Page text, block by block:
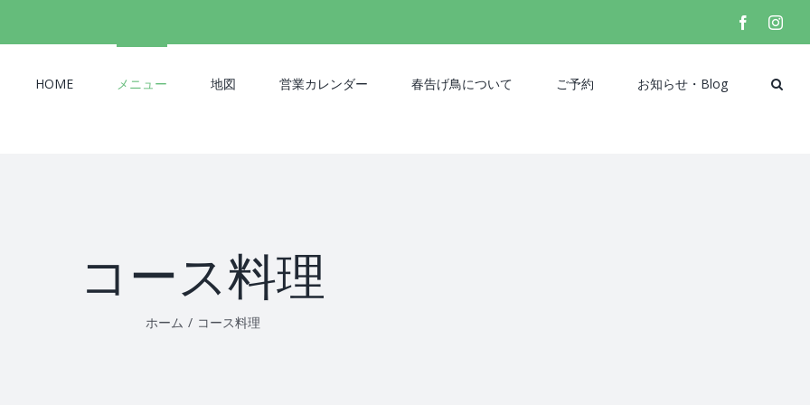
facebook
…
HOME メニュー 地図 営業カレンダー 春告げ鳥について ご予約 お知らせ・Blog
コース料理
ホーム / コース料理